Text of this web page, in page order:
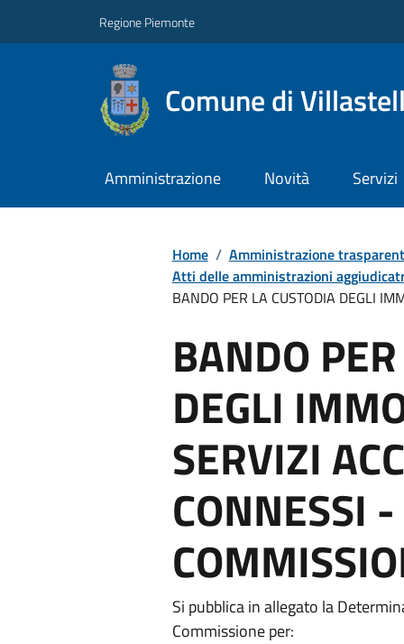
Regione Piemonte
Comune di
Amministrazione Novità Servizi
Home / Amministrazione
Atti delle amministrazioni
BANDO PER LA CUSTODIA DEGLI
BANDO
DEGLI
SERVIZI
CONNESSI
Si pubblica in allegato la
Commissione per: